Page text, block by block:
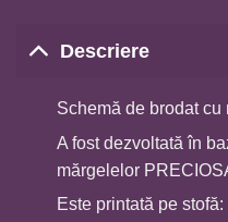
Descriere
Schemă de brodat cu
A fost dezvoltată în
mărgelelor
Este printată pe stofă: